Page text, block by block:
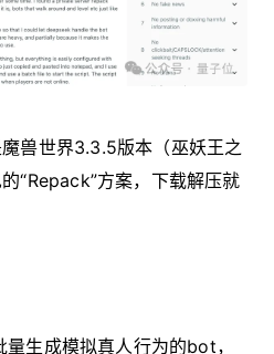
兽世界3.3.5版本（巫妖王之
“Repack”方案，下载解压就
量生成模拟真人行为的bot，